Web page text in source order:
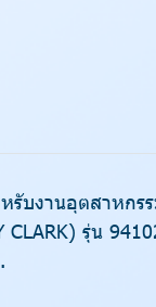
รับงานอุตสาหก
รุ่น